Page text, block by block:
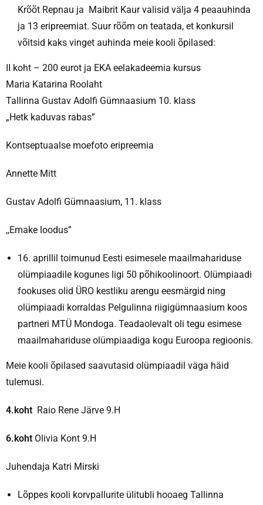
Krõõt Repnau ja Maibrit Kaur valisid välja 4 peaauhinda
ja 13 eripreemiat. Suur rõõm on teatada, et konkursil
võitsid kaks vinget auhinda meie kooli õpilased:
II koht – 200 eurot ja EKA eelakadeemia kursus
Maria Katarina Roolaht
Tallinna Gustav Adolfi Gümnaasium 10. klass
„Hetk kaduvas rabas”
Kontseptuaalse moefoto eripreemia
Annette Mitt
Gustav Adolfi Gümnaasium, 11. klass
,,Emake loodus”
16. aprillil toimunud Eesti esimesele maailmahariduse
olümpiaadile kogunes ligi 50 põhikoolinoort. Olümpiaadi
fookuses olid ÜRO kestliku arengu eesmärgid ning
olümpiaadi korraldas Pelgulinna riigigümnaasium koos
partneri MTÜ Mondoga. Teadaolevalt oli tegu esimese
maailmahariduse olümpiaadiga kogu Euroopa regioonis.
Meie kooli õpilased saavutasid olümpiaadil väga häid
tulemusi.
4.koht Raio Rene Järve 9.H
6.koht Olivia Kont 9.H
Juhendaja Katri Mirski
Lõppes kooli korvpallurite ülitubli hooaeg Tallinna